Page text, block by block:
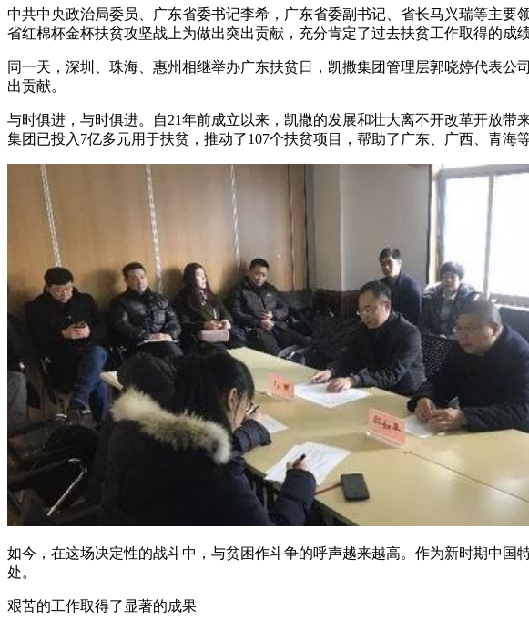
中共中央政治局委员、广东省委书记李希，广东省委副书记、省长马兴瑞等主
省红棉杯金杯扶贫攻坚战上为做出突出贡献，充分肯定了过去扶贫工作取得的成绩
同一天，深圳、珠海、惠州相继举办广东扶贫日，凯撒集团管理层郭晓婷代表
出贡献。
与时俱进，与时俱进。自21年前成立以来，凯撒的发展和壮大离不开改革开放
集团已投入7亿多元用于扶贫，推动了107个扶贫项目，帮助了广东、广西、青海
如今，在这场决定性的战斗中，与贫困作斗争的呼声越来越高。作为新时期中
处。
艰苦的工作取得了显著的成果